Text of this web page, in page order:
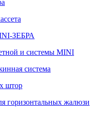
ЗЕБРА
и системы MINI
система
штор
горизонтальных жалюзи